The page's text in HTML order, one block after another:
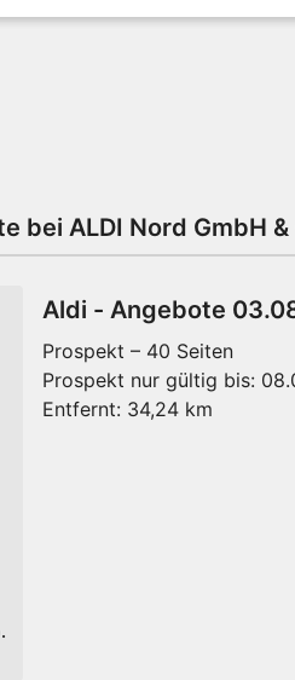
bei ALDI Nord GmbH &
Aldi - Angebote
Prospekt – 40 Seiten
Prospekt nur gültig bis:
Entfernt: 34,24 km